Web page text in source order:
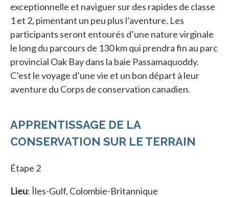
exceptionnelle et naviguer sur des rapides de classe
1 et 2, pimentant un peu plus l’aventure. Les
participants seront entourés d’une nature virginale
le long du parcours de 130 km qui prendra fin au parc
provincial Oak Bay dans la baie Passamaquoddy.
C’est le voyage d’une vie et un bon départ à leur
aventure du Corps de conservation canadien.
APPRENTISSAGE DE LA
CONSERVATION SUR LE TERRAIN
Étape 2
Lieu: Îles-Gulf, Colombie-Britannique